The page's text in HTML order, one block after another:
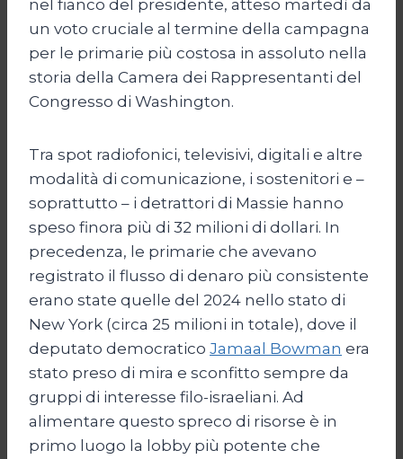
nel fianco del presidente, atteso martedì da
un voto cruciale al termine della campagna
per le primarie più costosa in assoluto nella
storia della Camera dei Rappresentanti del
Congresso di Washington.
Tra spot radiofonici, televisivi, digitali e altre
modalità di comunicazione, i sostenitori e –
soprattutto – i detrattori di Massie hanno
speso finora più di 32 milioni di dollari. In
precedenza, le primarie che avevano
registrato il flusso di denaro più consistente
erano state quelle del 2024 nello stato di
New York (circa 25 milioni in totale), dove il
deputato democratico Jamaal Bowman era
stato preso di mira e sconfitto sempre da
gruppi di interesse filo-israeliani. Ad
alimentare questo spreco di risorse è in
primo luogo la lobby più potente che